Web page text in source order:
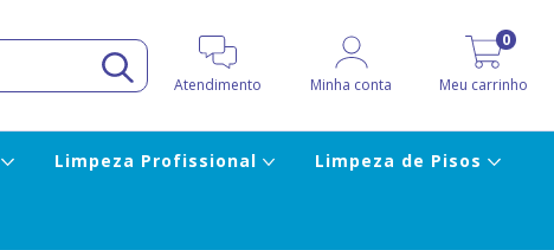
Atendimento Minha conta Meu carrinho
0
Limpeza Profissional Limpeza de Pisos